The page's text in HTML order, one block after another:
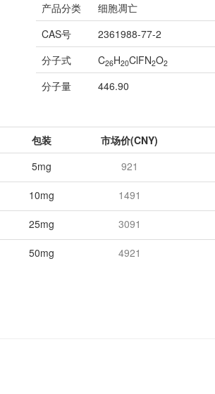
产品分类
细胞凋亡
CAS号
2361988-77-2
分子式
C26H20ClFN2O2
分子量 446.90
包装 市场价(CNY)
5mg 921
10mg 1491
25mg 3091
50mg 4921